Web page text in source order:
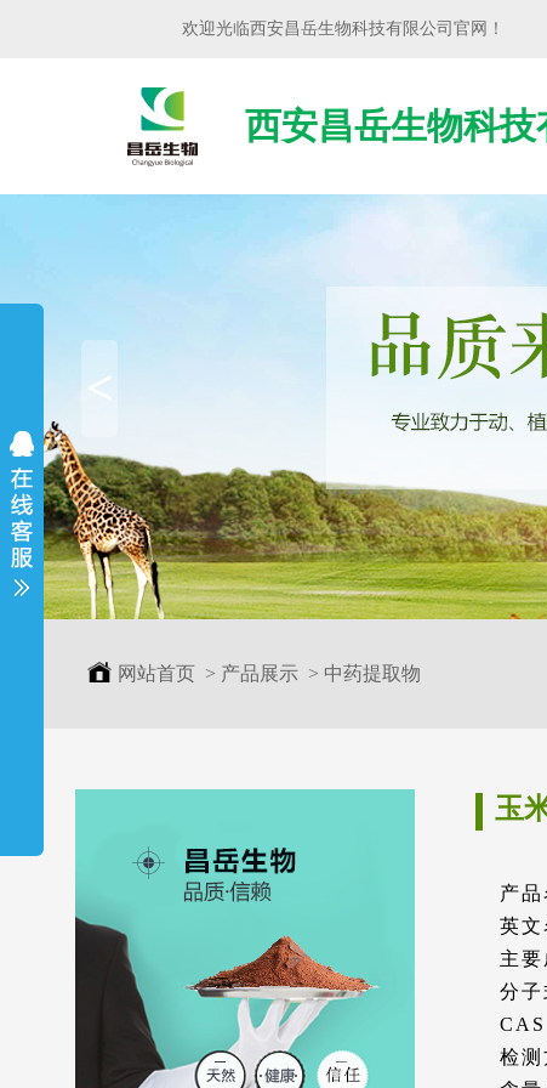
欢迎光临西安昌岳生物科技有限公司 官网！
西安昌岳生物科技
<
网站首页 > 产品展示 > 中药提取物
玉
产品
英文
主
分
检